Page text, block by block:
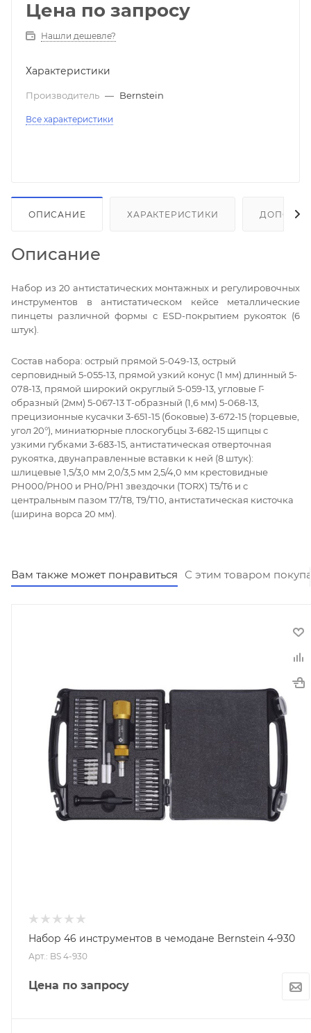
Цена по запросу
Нашли дешевле?
Характеристики
Производитель — Bernstein
Все характеристики
ОПИСАНИЕ ХАРАКТЕРИСТИКИ
Описание
Набор из 20 антистатических монтажных и регулировочных
инструментов в антистатическом кейсе металлические
пинцеты различной формы с ESD-покрытием рукояток (6
штук).
Состав набора: острый прямой 5-049-13, острый
серповидный 5-055-13, прямой узкий конус (1 мм) длинный 5-
078-13, прямой широкий округлый 5-059-13, угловые Г-
образный (2мм) 5-067-13 T-образный (1,6 мм) 5-068-13,
прецизионные кусачки 3-651-15 (боковые) 3-672-15 (торцевые,
угол 20°), миниатюрные плоскогубцы 3-682-15 щипцы с
узкими губками 3-683-15, антистатическая отверточная
рукоятка, двунаправленные вставки к ней (8 штук):
шлицевые 1,5/3,0 мм 2,0/3,5 мм 2,5/4,0 мм крестовидные
PH000/PH00 и PH0/PH1 звездочки (TORX) T5/T6 и с
центральным пазом T7/T8, T9/T10, антистатическая кисточка
(ширина ворса 20 мм).
Вам также может понравиться С этим товаром
Набор 46 инструментов в чемодане Bernstein 4-930
Арт.: BS 4-930
Цена по запросу